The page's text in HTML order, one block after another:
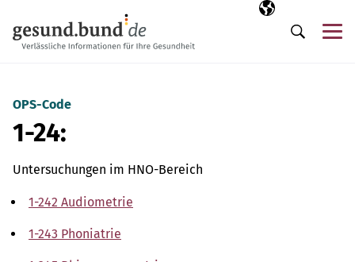
Ausgewählte
DE
Suche
OPS-Code
1-24:
Untersuchungen im HNO-Bereich
1-242 Audiometrie
1-243 Phoniatrie